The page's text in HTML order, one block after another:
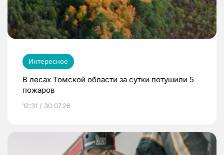
Интересное
В лесах Томской области за сутки потушили 5
пожаров
12:31 / 30.07.26